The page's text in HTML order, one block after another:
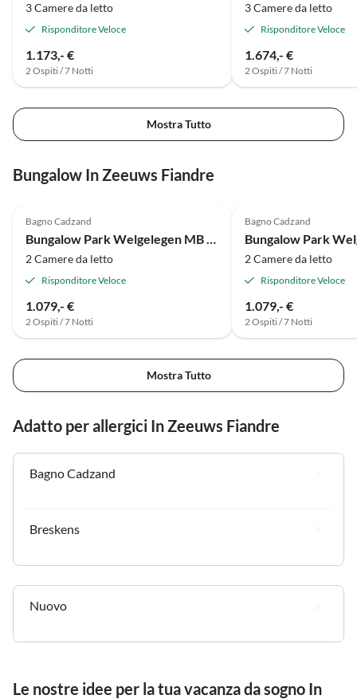
weiterempfehlen.
nahen, riesigen Strand ein
Genuss. Der Kontakt zum
angenehm. Wenn man ein
kleines Manko sucht,
noch Potenzial. Wir
3 Camere da letto
Risponditore Veloce
1.173,- €
2 Ospiti / 7 Notti
3 Camere da letto
Risponditore Veloce
1.674,- €
2 Ospiti / 7 Notti
Mostra Tutto
Bungalow In Zeeuws Fiandre
Bagno Cadzand
Bungalow Park Welgelegen MB 09
2 Camere da letto
Risponditore Veloce
1.079,- €
2 Ospiti / 7 Notti
Bagno Cadzand
2 Camere da letto
Risponditore Veloce
1.079,- €
2 Ospiti / 7 Notti
Mostra Tutto
Adatto per allergici In Zeeuws Fiandre
Bagno Cadzand
Breskens
Nuovo
Le nostre idee per la tua vacanza da sogno In